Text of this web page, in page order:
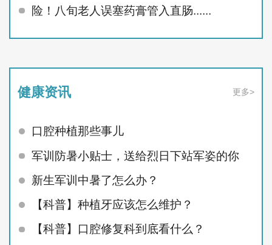
险！八旬老人误塞药膏管入直肠......
健康资讯 更多>
口腔种植那些事儿
军训防暑小贴士，送给烈日下站军姿的你
新生军训中暑了怎么办？
【科普】种植牙应该怎么维护？
【科普】口腔修复科到底看什么？